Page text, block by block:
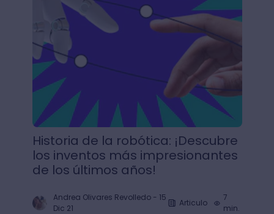
Historia de la robótica: ¡Descubre
los inventos más impresionantes
de los últimos años!
Andrea Olivares Revolledo- 15
Dic 21
Articulo
7
min.